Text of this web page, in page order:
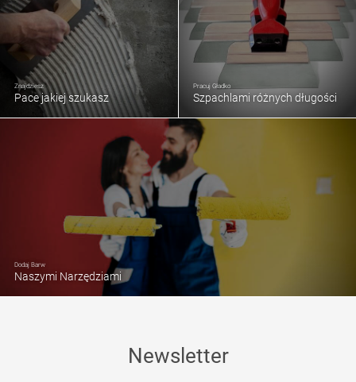
Dodaj Barw
Naszymi Narzędziami
Znajdziesz
Pace jakiej szukasz
Pracuj Gładko
Szpachlami różnych długości
Newsletter